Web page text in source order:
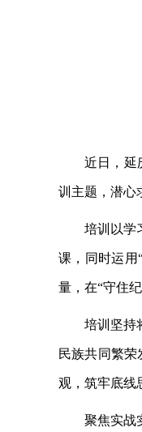
近日，延
训主题，潜心
培训以学
课，同时运用
量，在“守住
培训坚持
民族共同繁
观，筑牢底线
聚焦实战